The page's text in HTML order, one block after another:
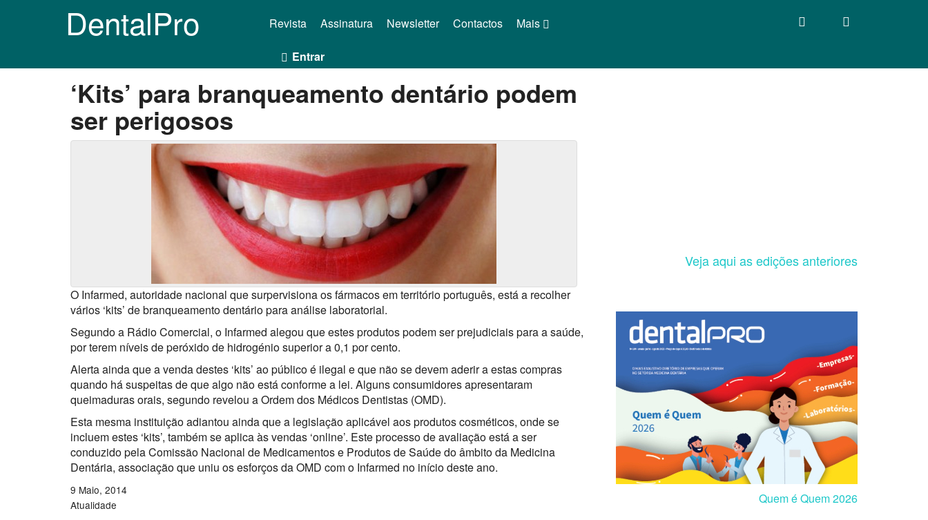
DentalPro Mais
Revista Assinatura Newsletter Contactos
Entrar
‘Kits’ para branqueamento dentário podem
ser perigosos
O Infarmed, autoridade nacional que surpervisiona os fármacos em território português, está a recolher
vários ‘kits’ de branqueamento dentário para análise laboratorial.
Segundo a Rádio Comercial, o Infarmed alegou que estes produtos podem ser prejudiciais para a saúde,
por terem níveis de peróxido de hidrogénio superior a 0,1 por cento.
Alerta ainda que a venda destes ‘kits’ ao público é ilegal e que não se devem aderir a estas compras
quando há suspeitas de que algo não está conforme a lei. Alguns consumidores apresentaram
queimaduras orais, segundo revelou a Ordem dos Médicos Dentistas (OMD).
Esta mesma instituição adiantou ainda que a legislação aplicável aos produtos cosméticos, onde se
incluem estes ‘kits’, também se aplica às vendas ‘online’. Este processo de avaliação está a ser
conduzido pela Comissão Nacional de Medicamentos e Produtos de Saúde do âmbito da Medicina
Dentária, associação que uniu os esforços da OMD com o Infarmed no início deste ano.
9 Maio, 2014
Atualidade
Veja aqui as edições anteriores
Quem é Quem 2026